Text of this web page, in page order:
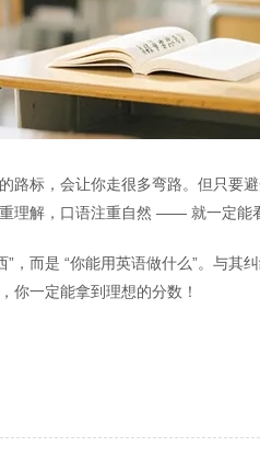
路标，会让你走很多弯路。但只
理解，口语注重自然 —— 就一定能
，而是 “你能用英语做什么”。与其
你一定能拿到理想的分数！